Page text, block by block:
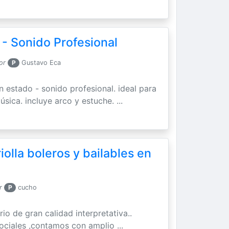
Sonido Profesional
P Gustavo Eca
estado - sonido profesional. ideal para
incluye arco y estuche. ...
boleros y bailables en
P cucho
de gran calidad interpretativa..
,contamos con amplio ...